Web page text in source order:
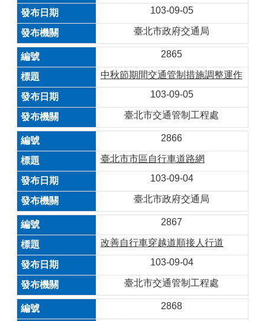
103-09-05
臺北市政府交通局
2865
中秋節期間交通管制措施調整運作
103-09-05
臺北市交通管制工程處
2866
臺北市市區自行車道路網
103-09-04
臺北市政府交通局
2867
改善自行車穿越道順接人行道
103-09-04
臺北市交通管制工程處
2868